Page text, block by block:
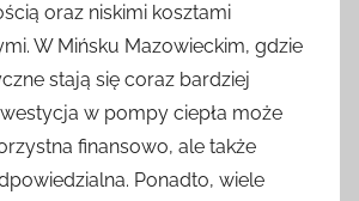
oraz niskimi kosztami
W Mińsku Mazowieckim, gdzie
stają się coraz bardziej
w pompy ciepła może
finansowo, ale także
Ponadto, wiele